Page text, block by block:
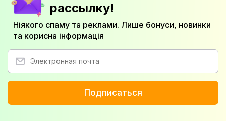
рассылку!
Ніякого спаму та реклами. Лише бонуси, новинки
та корисна інформація
Подписаться